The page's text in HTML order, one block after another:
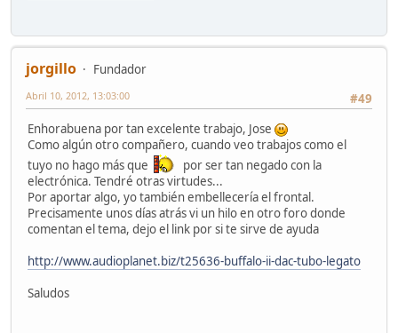
jorgillo
Fundador
#49
Abril 10, 2012, 13:03:00
Enhorabuena por tan excelente trabajo, Jose
Como algún otro compañero, cuando veo trabajos como el
tuyo no hago más que
por ser tan negado con la
electrónica. Tendré otras virtudes...
Por aportar algo, yo también embellecería el frontal.
Precisamente unos días atrás vi un hilo en otro foro donde
comentan el tema, dejo el link por si te sirve de ayuda
http://www.audioplanet.biz/t25636-buffalo-ii-dac-tubo-legato
Saludos